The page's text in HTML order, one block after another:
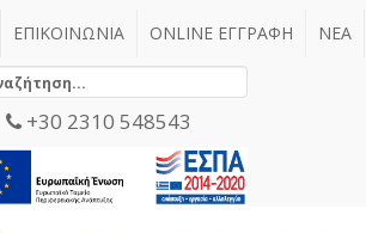
ΕΠΙΚΟΙΝΩΝΙΑ ONLINE ΕΓΓΡΑΦΗ ΝΕΑ
+30 2310 548543